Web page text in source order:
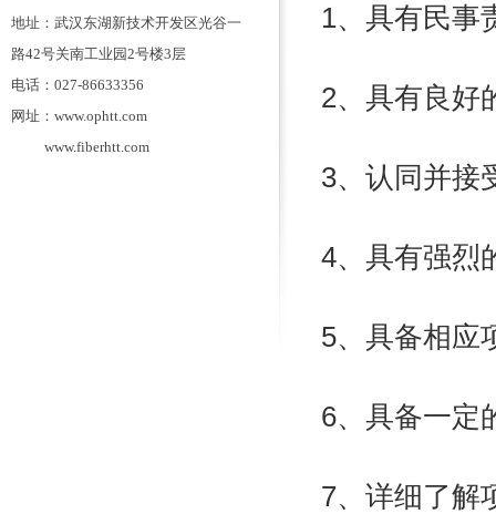
地址：武汉东湖新技术开发区光谷一
路42号关南工业园2号楼3层
电话：027-86633356
网址：www.ophtt.com
www.fiberhtt.com
1、具有民事
2、具有良好
3、认同并接
4、具有强烈
5、具备相应
6、具备一定
7、详细了